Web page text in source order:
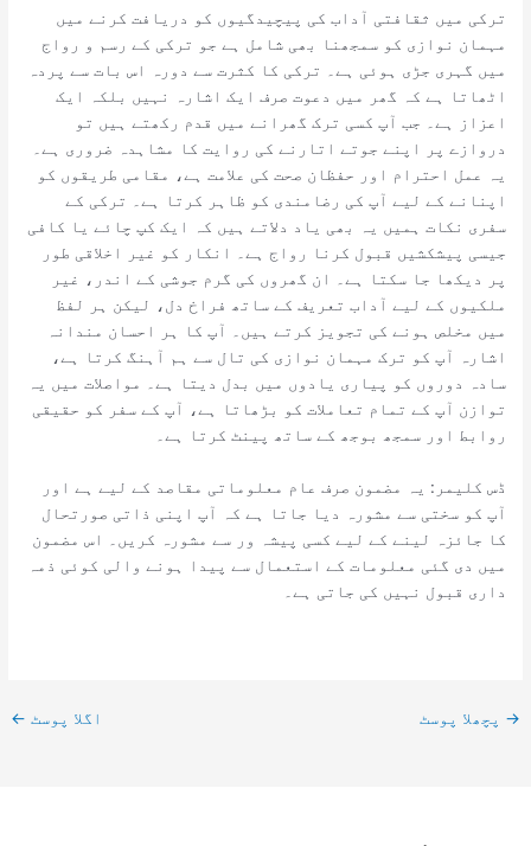
ترکی میں ثقافتی آداب کی پیچیدگیوں کو دریافت کرنے میں
مہمان نوازی کو سمجھنا بھی شامل ہے جو ترکی کے رسم و رواج
میں گہری جڑی ہوئی ہے۔ ترکی کا کثرت سے دورہ اس بات سے پردہ
اٹھاتا ہے کہ گھر میں دعوت صرف ایک اشارہ نہیں بلکہ ایک
اعزاز ہے۔ جب آپ کسی ترک گھرانے میں قدم رکھتے ہیں تو
دروازے پر اپنے جوتے اتارنے کی روایت کا مشاہدہ ضروری ہے۔
یہ عمل احترام اور حفظان صحت کی علامت ہے، مقامی طریقوں کو
اپنانے کے لیے آپ کی رضامندی کو ظاہر کرتا ہے۔ ترکی کے
سفری نکات ہمیں یہ بھی یاد دلاتے ہیں کہ ایک کپ چائے یا کافی
جیسی پیشکشیں قبول کرنا رواج ہے۔ انکار کو غیر اخلاقی طور
پر دیکھا جا سکتا ہے۔ ان گھروں کی گرم جوشی کے اندر، غیر
ملکیوں کے لیے آداب تعریف کے ساتھ فراخ دل، لیکن ہر لفظ
میں مخلص ہونے کی تجویز کرتے ہیں۔ آپ کا ہر احسان مندانہ
اشارہ آپ کو ترک مہمان نوازی کی تال سے ہم آہنگ کرتا ہے،
سادہ دوروں کو پیاری یادوں میں بدل دیتا ہے۔ مواصلات میں یہ
توازن آپ کے تمام تعاملات کو بڑھاتا ہے، آپ کے سفر کو حقیقی
روابط اور سمجھ بوجھ کے ساتھ پینٹ کرتا ہے۔
ڈس کلیمر: یہ مضمون صرف عام معلوماتی مقاصد کے لیے ہے اور
آپ کو سختی سے مشورہ دیا جاتا ہے کہ آپ اپنی ذاتی صورتحال
کا جائزہ لینے کے لیے کسی پیشہ ور سے مشورہ کریں۔ اس مضمون
میں دی گئی معلومات کے استعمال سے پیدا ہونے والی کوئی ذمہ
داری قبول نہیں کی جاتی ہے۔
→ پچھلا پوسٹ اگلا پوسٹ ←